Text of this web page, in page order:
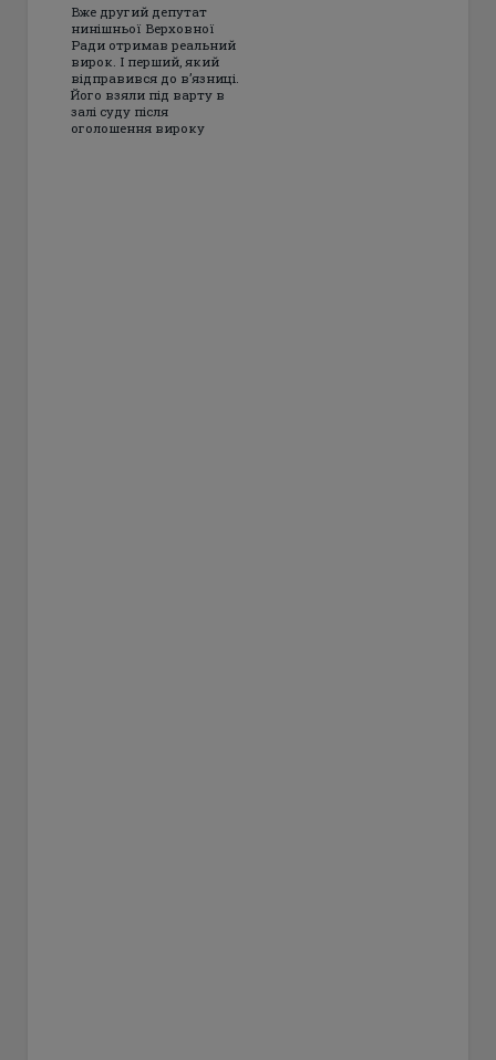
Вже другий депутат
нинішньої Верховної
Ради отримав реальний
вирок. І перший, який
відправився до в’язниці.
Його взяли під варту в
залі суду після
оголошення вироку